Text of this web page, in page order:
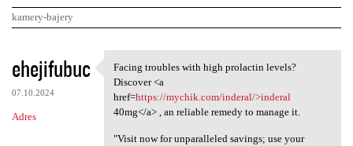
kamery-bajery
K
o
m
e
ehejifubuc
07.10.2024
Adres
Facing troubles with high
Facing troubles with high prolactin levels?
Discover <a
href=https://mychik.com/inderal/>inderal
40mg</a> , an reliable remedy to manage it.
"Visit now for unparalleled savings; use your